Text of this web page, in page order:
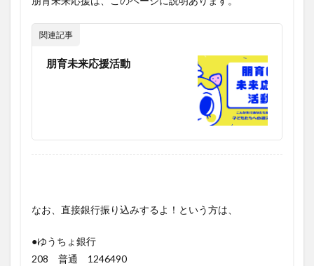
関連記事
朋育未来応援活動
なお、直接銀行振り込みするよ！という方は、
●ゆうちょ銀行
208 普通 1246490